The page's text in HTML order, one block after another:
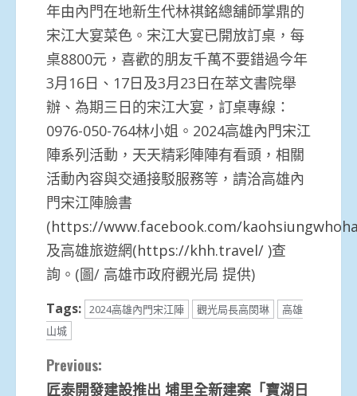
年由內門在地新生代林祺銘總舖師掌鼎的
宋江大宴菜色。宋江大宴已開放訂桌，每
桌8800元，喜歡的朋友千萬不要錯過今年
3月16日、17日及3月23日在萃文書院舉
辦、為期三日的宋江大宴，訂桌專線：
0976-050-764林小姐。2024高雄內門宋江
陣系列活動，天天精彩陣陣有看頭，相關
活動內容與交通接駁服務等，請洽高雄內
門宋江陣臉書
(https://www.facebook.com/
及高雄旅遊網(https://khh.travel/ )查
詢。(圖/ 高雄市政府觀光局 提供)
Tags: 2024高雄內門宋江陣 觀光局長高閔琳
高雄
山城
Continue
Previous:
匠泰開發建設推出 埔里全新建案「寶湖日